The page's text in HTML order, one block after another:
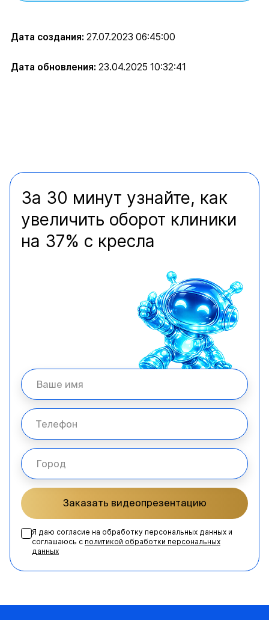
Дата создания: 27.07.2023 06:45:00
Дата обновления: 23.04.2025 10:32:41
За 30 минут узнайте, как
увеличить оборот клиники
на 37% с кресла
Заказать видеопрезентацию
Я даю согласие на обработку персональных данных и
соглашаюсь с политикой обработки персональных
данных